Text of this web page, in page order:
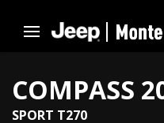
COMPASS
SPORT T270